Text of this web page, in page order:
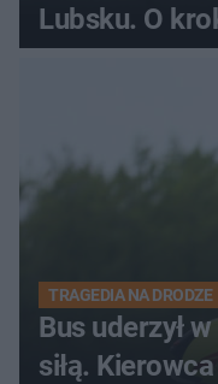
Lubsku. O
TRAGEDIA NA DRODZE
Bus uderzył
siłą.